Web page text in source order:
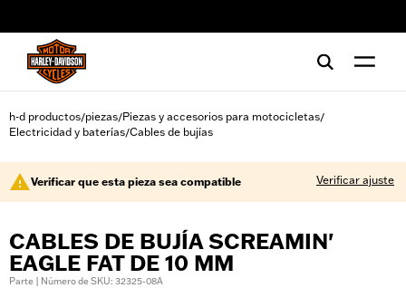
h-d productos/piezas/Piezas y accesorios para motocicletas/
Electricidad y baterías/Cables de bujías
Verificar que esta pieza sea compatible Verificar ajuste
CABLES DE BUJÍA SCREAMIN'
EAGLE FAT DE 10 MM
Parte | Número de SKU: 32325-08A